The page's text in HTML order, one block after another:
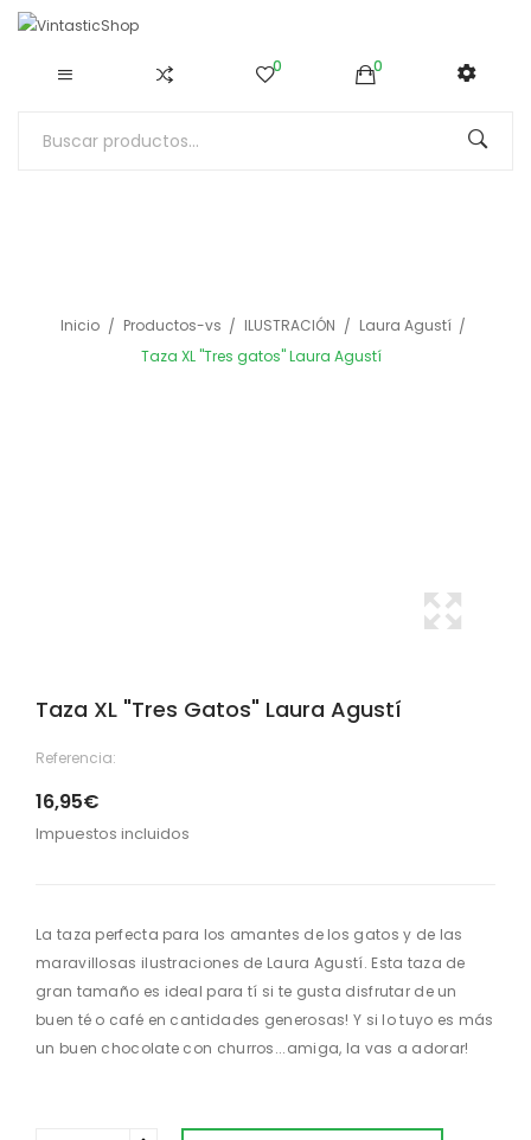
0 0
Inicio Productos-vs ILUSTRACIÓN
Laura Agustí
Taza XL "Tres gatos" Laura Agustí
Taza XL "Tres Gatos" Laura Agustí
Referencia:
16,95€
Impuestos incluidos
La taza perfecta para los amantes de los gatos y de las
maravillosas ilustraciones de Laura Agustí. Esta taza de
gran tamaño es ideal para tí si te gusta disfrutar de un
buen té o café en cantidades generosas! Y si lo tuyo es más
un buen chocolate con churros...amiga, la vas a adorar!